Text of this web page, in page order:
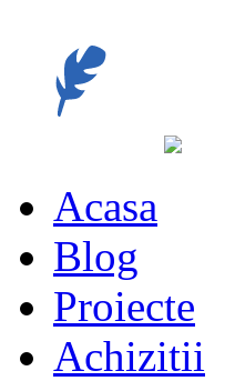
Acasa
Blog
Proiecte
Achizitii